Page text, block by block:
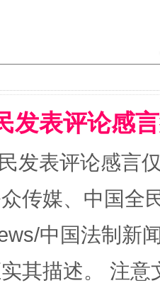
你上场
发表评论感
发表评论感言
传媒、中国全
中国法制新
其描述。 注